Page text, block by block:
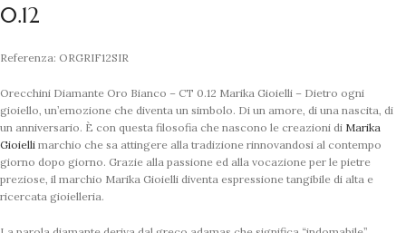
0.12
Referenza: ORGRIF12SIR
Orecchini Diamante Oro Bianco – CT 0.12 Marika Gioielli – Dietro ogni
gioiello, un’emozione che diventa un simbolo. Di un amore, di una nascita, di
un anniversario. È con questa filosofia che nascono le creazioni di Marika
Gioielli marchio che sa attingere alla tradizione rinnovandosi al contempo
giorno dopo giorno. Grazie alla passione ed alla vocazione per le pietre
preziose, il marchio Marika Gioielli diventa espressione tangibile di alta e
ricercata gioielleria.